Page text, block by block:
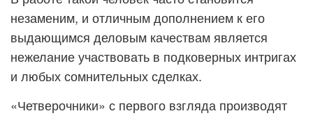
незаменим, и отличным дополнением к его
выдающимся деловым качествам является
нежелание участвовать в подковерных интригах
и любых сомнительных сделках.
«Четверочники» с первого взгляда производят